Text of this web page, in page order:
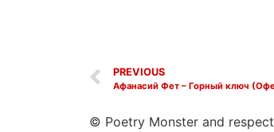
PREVIOUS
Афанасий Фет – Горный ключ
© Poetry Monster and